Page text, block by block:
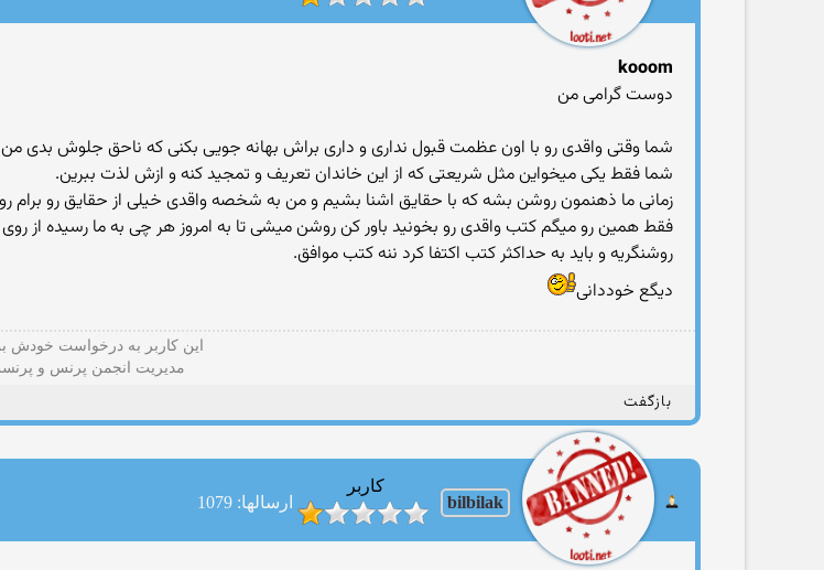
kooom
دوست گرامی من
شما وقتی واقدی رو با اون عظمت قبول نداری و داری براش بهانه جویی بکنی که ناحق جلوش بدی
شما فقط یکی میخواین مثل شریعتی که از این خاندان تعریف و تمجید کنه و ازش لذت ببرین.
زمانی ما ذهنمون روشن بشه که با حقایق اشنا بشیم و من به شخصه واقدی خیلی از حقایق رو برام
فقط همین رو میگم کتب واقدی رو بخونید باور کن روشن میشی تا به امروز هر چی به ما رسیده
روشنگریه و باید به حداکثر کتب اکتفا کرد ننه کتب موافق.
دیگع خوددانی
این كاربر به درخواست خودش
مدیریت انجمن پرنس و
بازگفت
bilbilak
کاربر
ارسالها: 1079